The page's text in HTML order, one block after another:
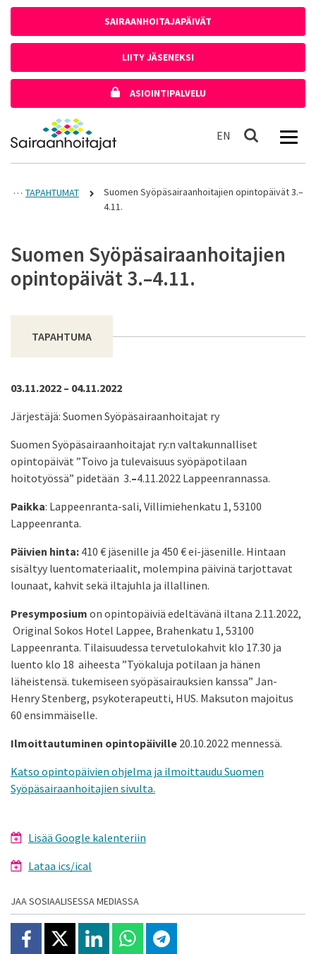
SAIRAANHOITAJAPÄIVÄT
LIITY JÄSENEKSI
ASIOINTIPALVELU
Etusivulle
EN In English
Haku
TAPAHTUMAT
Suomen Syöpäsairaanhoitajien opintopäivät 3.–
4.11.
Suomen Syöpäsairaanhoitajien
opintopäivät 3.–4.11.
TAPAHTUMA
03.11.2022 – 04.11.2022
Järjestäjä: Suomen Syöpäsairaanhoitajat ry
Suomen Syöpäsairaanhoitajat ry:n valtakunnalliset
opintopäivät ”Toivo ja tulevaisuus syöpäpotilaan
hoitotyössä” pidetään 3.–4.11.2022 Lappeenrannassa.
Paikka: Lappeenranta-sali, Villimiehenkatu 1, 53100
Lappeenranta.
Päivien hinta: 410 € jäsenille ja 450 € ei-jäsenille. Hintaan
sisältyy luentomateriaalit, molempina päivinä tarjottavat
lounaat, kahvit sekä iltajuhla ja illallinen.
Presymposium on opintopäiviä edeltävänä iltana 2.11.2022,
Original Sokos Hotel Lappee, Brahenkatu 1, 53100
Lappeenranta. Tilaisuudessa tervetulokahvit klo 17.30 ja
luento klo 18 aiheesta ”Työkaluja potilaan ja hänen
läheistensä. tukemiseen syöpäsairauksien kanssa” Jan-
Henry Stenberg, psykoterapeutti, HUS. Maksuton majoitus
60 ensimmäiselle.
Ilmoittautuminen opintopäiville 20.10.2022 mennessä.
Katso opintopäivien ohjelma ja ilmoittaudu Suomen
Syöpäsairaanhoitajien sivulta.
Lisää Google kalenteriin
Lataa ics/ical
JAA SOSIAALISESSA MEDIASSA
Jaa Facebookissa
Jaa X:ssäJaa Linkedinissä
Jaa Whatsappissa
Jaa Telegramissa